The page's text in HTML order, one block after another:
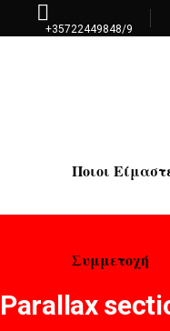
+35722449848/9
Ποιοι
Συμμετοχή
Parallax